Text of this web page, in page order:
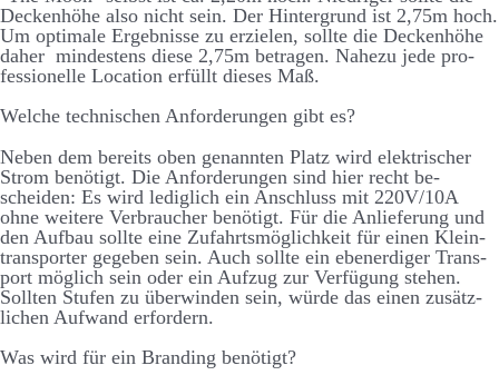
Decken­­höhe also nicht sein. Der Hinter­­grund ist 2,75m hoch.
Um optimale Er­­geb­­nisse zu er­zielen, sollte die Decken­­höhe
daher mindestens diese 2,75m be­­tragen. Nahe­­zu jede pro­­
fessionelle Location er­­füllt dieses Maß.
Welche technischen Anforderungen gibt es?
Neben dem bereits oben ge­nannten Platz wird elektrischer
Strom be­nötigt. Die An­­forder­­ungen sind hier recht be­­
scheiden: Es wird ledig­lich ein An­schluss mit 220V/10A
ohne weitere Ver­braucher be­nötigt. Für die An­liefer­ung und
den Auf­bau sollte eine Zu­fahrts­möglich­keit für einen Klein­
trans­porter ge­geben sein. Auch sollte ein eben­erd­iger Trans­
port möglich sein oder ein Auf­zug zur Ver­füg­ung stehen.
Sollten Stufen zu über­winden sein, würde das einen zu­sätz­
lichen Auf­wand er­fordern.
Was wird für ein Brand­ing be­nötigt?